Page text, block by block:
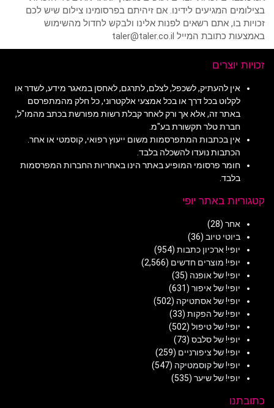
בצילומים המגיעים לידינו. אם זיהיתם בפרסומינו צילום שיש לכם
זכויות בו, אתם רשאים לפנות אלינו ולבקש לחדול מהשימוש
באמצעות כתובת המייל taler@taler.co.il
זכויות יוצרים
אין להעתיק, לשכפל, לצלם, לתרגם, לאחסן במאגר מידע, לשדר או
לקלוט בכל דרך או בכל אמצעי אלקטרוני, כל חלק מהמתפרסם
באתר זה, אלא אך ורק לאחר קבלת רשות מפורשת בכתב מהמו"ל,
חברת טלר תקשורת בע"מ.
אין בכתבות המתפרסמות משום ייעוץ רפואי, קוסמטי או אחר.
הכתבות נועדו להשכלה בלבד.
חומר פרסומי המופיע באתר הינו באחריות החברות המפרסמות
בלבד.
קטגוריות באתר יופי
אחר (28)
ביוטי טיוב (36)
יופי! ארכיון כתבות (954)
יופי! מוצרים חדשים (2,566)
יופי! של אופנה (35)
יופי! של איפור (631)
יופי! של אסתטיקה (502)
יופי! של הפקות (33)
יופי! של טיפול (502)
יופי! של סלבס (73)
יופי! של ציפורניים (259)
יופי! של קוסמטיקה (547)
יופי! של שיער (535)
כתובתנו